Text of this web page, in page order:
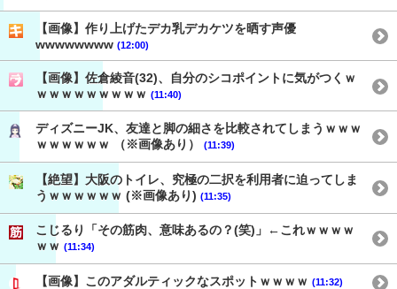
【画像】作り上げたデカ乳デカケツを晒す声優
wwwwwwww (12:00)
【画像】佐倉綾音(32)、自分のシコポイントに気がつくｗ
ｗｗｗｗｗｗｗｗｗ (11:40)
ディズニーJK、友達と脚の細さを比較されてしまうｗｗｗ
ｗｗｗｗｗｗ （※画像あり）
(11:39)
【絶望】大阪のトイレ、究極の二択を利用者に迫ってしま
うｗｗｗｗｗｗ (※画像あり) (11:35)
こじるり「その筋肉、意味あるの？(笑)」←これｗｗｗｗ
ｗｗ (11:34)
【画像】このアダルティックなスポットｗｗｗｗ (11:32)